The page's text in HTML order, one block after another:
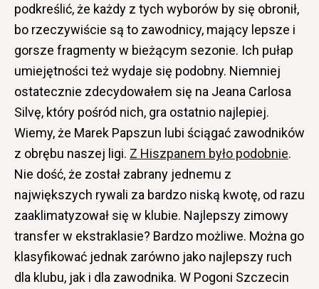
podkreślić, że każdy z tych wyborów by się obronił,
bo rzeczywiście są to zawodnicy, mający lepsze i
gorsze fragmenty w bieżącym sezonie. Ich pułap
umiejętności też wydaje się podobny. Niemniej
ostatecznie zdecydowałem się na Jeana Carlosa
Silvę, który pośród nich, gra ostatnio najlepiej.
Wiemy, że Marek Papszun lubi ściągać zawodników
z obrębu naszej ligi. Z Hiszpanem było podobnie.
Nie dość, że został zabrany jednemu z
największych rywali za bardzo niską kwotę, od razu
zaaklimatyzował się w klubie. Najlepszy zimowy
transfer w ekstraklasie? Bardzo możliwe. Można go
klasyfikować jednak zarówno jako najlepszy ruch
dla klubu, jak i dla zawodnika. W Pogoni Szczecin